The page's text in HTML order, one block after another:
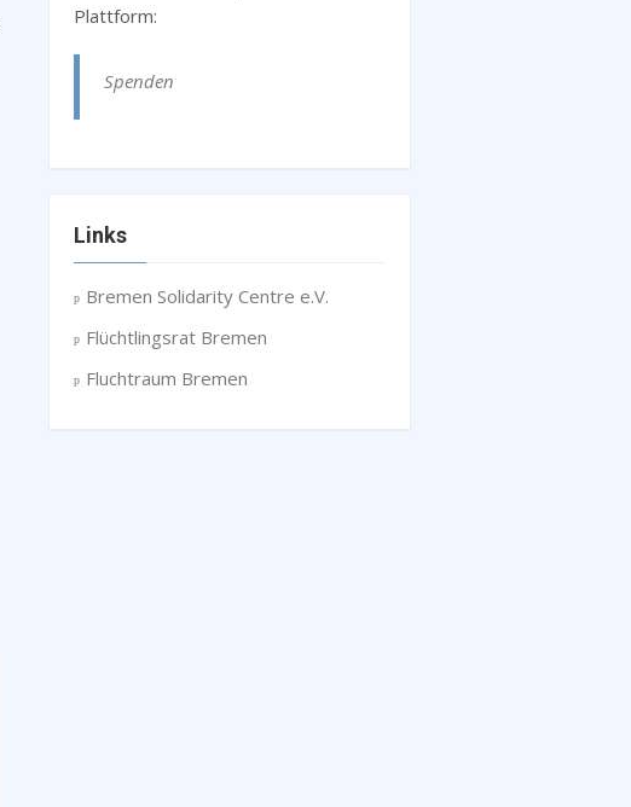
Plattform:
Spenden
Links
Bremen Solidarity Centre e.V.
Flüchtlingsrat Bremen
Fluchtraum Bremen